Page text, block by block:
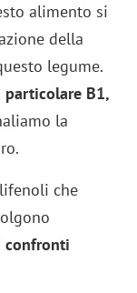
alimento si
della
legume.
B1,
la
che
confronti